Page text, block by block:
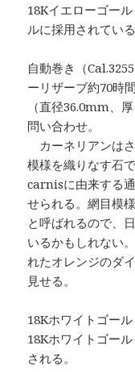
18Kイエローゴー
ルに採用されている
自動巻き（
ーリザーブ約70時
（直径36.0mm、
問い合わせ。
カーネリアンは
模様を織りなす石
carnisに由来する
せられる。網目模
と呼ばれるので、
いるかもしれない
れたオレンジのダ
見せる。
18Kホワイトゴー
18Kホワイトゴー
される。